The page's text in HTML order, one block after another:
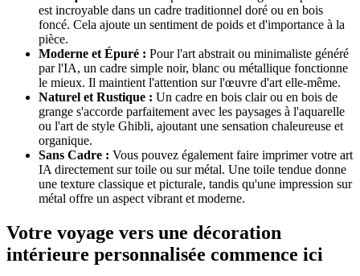
est incroyable dans un cadre traditionnel doré ou en bois
foncé. Cela ajoute un sentiment de poids et d'importance à la
pièce.
Moderne et Épuré : Pour l'art abstrait ou minimaliste généré
par l'IA, un cadre simple noir, blanc ou métallique fonctionne
le mieux. Il maintient l'attention sur l'œuvre d'art elle-même.
Naturel et Rustique : Un cadre en bois clair ou en bois de
grange s'accorde parfaitement avec les paysages à l'aquarelle
ou l'art de style Ghibli, ajoutant une sensation chaleureuse et
organique.
Sans Cadre : Vous pouvez également faire imprimer votre art
IA directement sur toile ou sur métal. Une toile tendue donne
une texture classique et picturale, tandis qu'une impression sur
métal offre un aspect vibrant et moderne.
Votre voyage vers une décoration
intérieure personnalisée commence ici